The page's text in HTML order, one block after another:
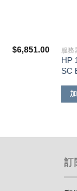
$6,851.00 服務
HP
SC
訂